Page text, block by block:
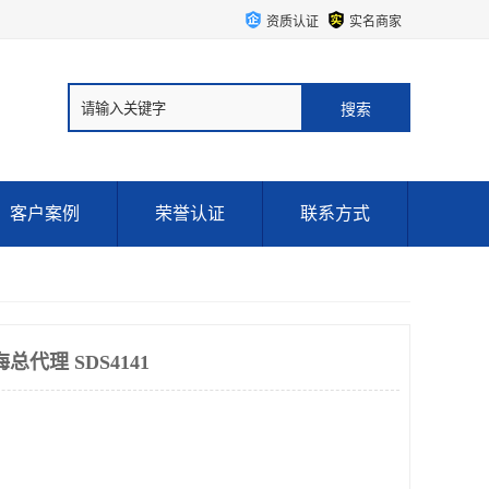
资质认证 实名商家
客户案例 荣誉认证 联系方式
代理 SDS4141